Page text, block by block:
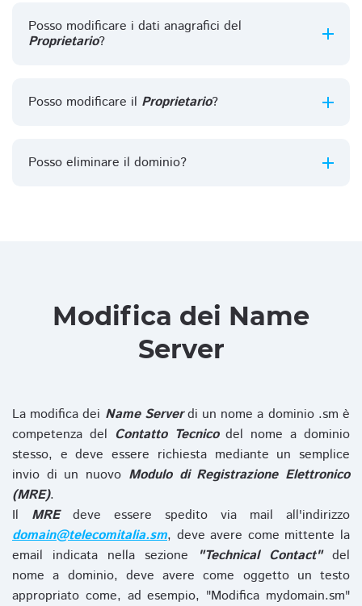
Posso modificare i dati anagrafici del
Proprietario?
Posso modificare il Proprietario?
Posso eliminare il dominio?
Modifica dei Name
Server
La modifica dei Name Serverdi un nome a dominio .sm è
competenza del Contatto Tecnicodel nome a dominio
stesso, e deve essere richiesta mediante un semplice
invio di un nuovo Modulo di Registrazione Elettronico
(MRE).
Il MREdeve essere spedito via mail all'indirizzo
domain@telecomitalia.sm, deve avere come mittente la
email indicata nella sezione
"Technical Contact"del
nome a dominio, deve avere come oggetto un testo
appropriato come, ad esempio, "Modifica mydomain.sm"